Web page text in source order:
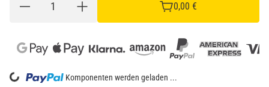
0,00 €
Loading... Komponenten werden geladen ...